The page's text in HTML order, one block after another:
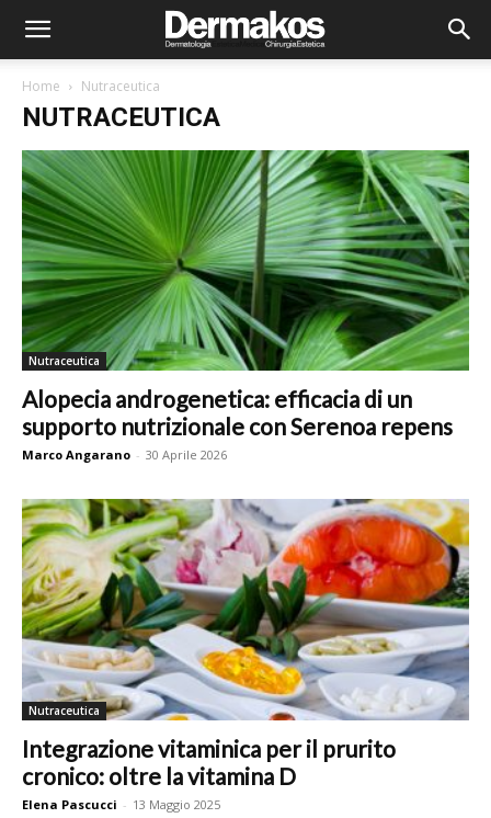
Home Nutraceutica
NUTRACEUTICA
Nutraceutica
Alopecia androgenetica: efficacia di un
supporto nutrizionale con Serenoa repens
Marco Angarano - 30 Aprile 2026
Nutraceutica
Integrazione vitaminica per il prurito
cronico: oltre la vitamina D
Elena Pascucci - 13 Maggio 2025